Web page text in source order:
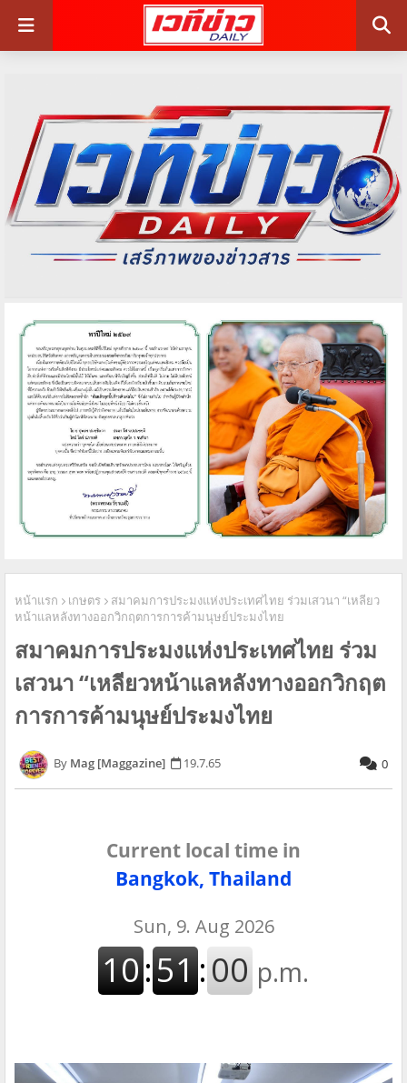
หน้าแรก เกษตร
สมาคมการประมงแห่งประเทศไทย ร่วมเสวนา “เหลียว
หน้าแลหลังทางออกวิกฤตการการค้ามนุษย์ประมงไทย
สมาคมการประมงแห่งประเทศไทย ร่วม
เสวนา “เหลียวหน้าแลหลังทางออกวิกฤต
การการค้ามนุษย์ประมงไทย
Mag [Maggazine] 19.7.65 0
Current local time in
Bangkok, Thailand